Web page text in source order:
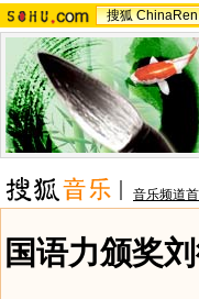
搜狐 ChinaRen
音乐频道
国语力颁奖